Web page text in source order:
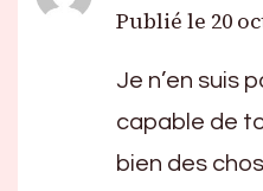
Publié le 20
Je n’en suis
capable de
bien des